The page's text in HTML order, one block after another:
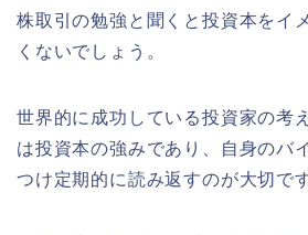
株取引の勉強と聞くと投資本をイ
くないでしょう。
世界的に成功している投資家の考
は投資本の強みであり、自身のバ
つけ定期的に読み返すのが大切です